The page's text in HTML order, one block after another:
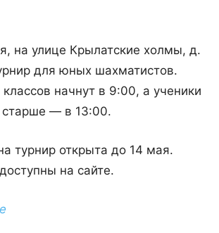
на улице Крылатские холмы, д.
для юных шахматистов.
классов начнут в 9:00, а ученики
старше — в 13:00.
турнир открыта до 14 мая.
доступны на сайте.